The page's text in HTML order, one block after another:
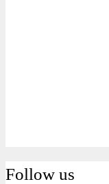
Follow us